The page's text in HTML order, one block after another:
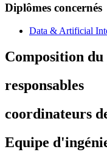
Diplômes concernés
Data & Artificial
Composition
responsables
coordinateurs
Equipe